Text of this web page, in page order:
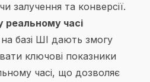
залучення та конверсії.
реальному часі
на базі ШІ дають змогу
ключові показники
часі, що дозволяє